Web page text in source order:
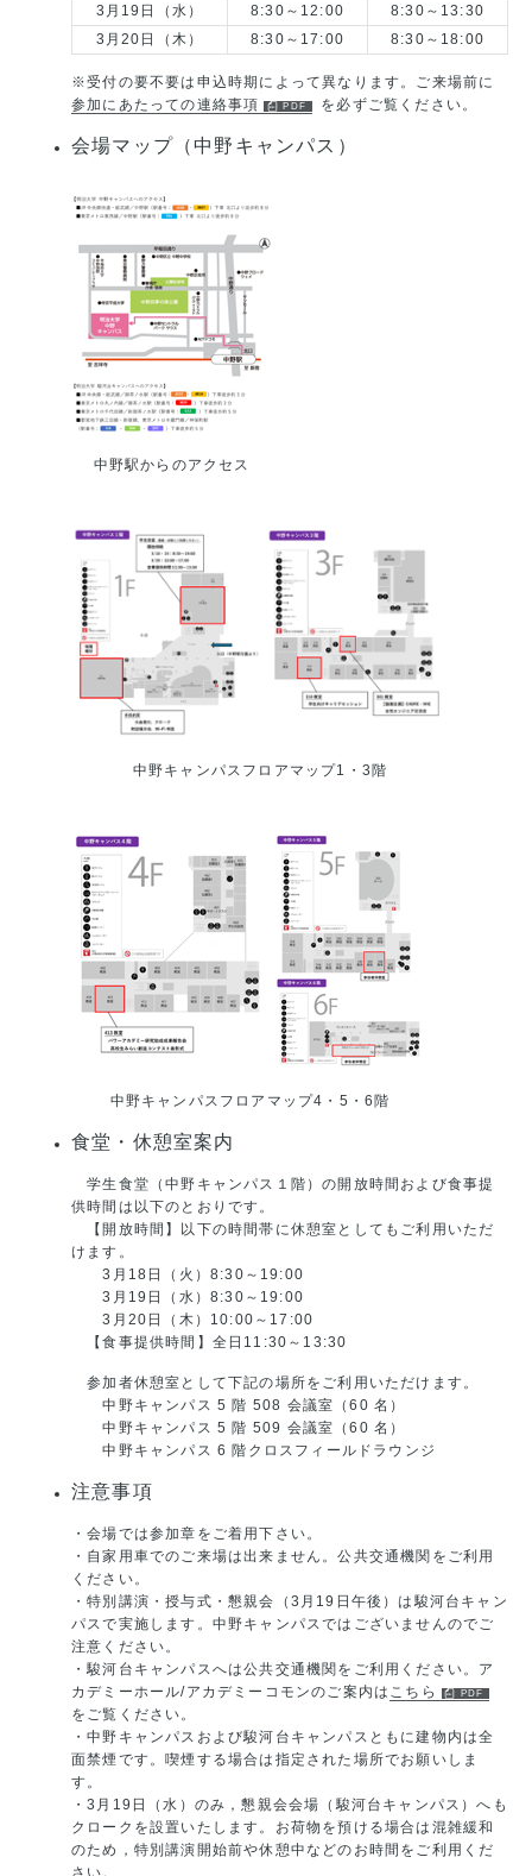
3月19日（水）
8:30～12:00
8:30～13:30
3月20日（木）
8:30～17:00 8:30～18:00
※受付の要不要は申込時期によって異なります。ご来場前に
参加にあたっての連絡事項
を必ずご覧ください。
会場マップ（中野キャンパス）
中野駅からのアクセス
中野キャンパスフロアマップ1・3階
中野キャンパスフロアマップ4・5・6階
食堂・休憩室案内
学生食堂（中野キャンパス１階）の開放時間および食事提
供時間は以下のとおりです。
【開放時間】以下の時間帯に休憩室としてもご利用いただ
けます。
3月18日（火）8:30～19:00
3月19日（水）8:30～19:00
3月20日（木）10:00～17:00
【食事提供時間】全日11:30～13:30
参加者休憩室として下記の場所をご利用いただけます。
中野キャンパス 5 階 508 会議室（60 名）
中野キャンパス 5 階 509 会議室（60 名）
中野キャンパス 6 階クロスフィールドラウンジ
注意事項
・会場では参加章をご着用下さい。
・自家用車でのご来場は出来ません。公共交通機関をご利用
ください。
・特別講演・授与式・懇親会（3月19日午後）は駿河台キャン
パスで実施します。中野キャンパスではございませんのでご
注意ください。
・駿河台キャンパスへは公共交通機関をご利用ください。ア
カデミーホール/アカデミーコモンのご案内は こちら
をご覧ください。
・中野キャンパスおよび駿河台キャンパスともに建物内は全
面禁煙です。喫煙する場合は指定された場所でお願いしま
す。
・3月19日（水）のみ，懇親会会場（駿河台キャンパス）へも
クロークを設置いたします。お荷物を預ける場合は混雑緩和
のため，特別講演開始前や休憩中などのお時間をご利用くだ
さい。